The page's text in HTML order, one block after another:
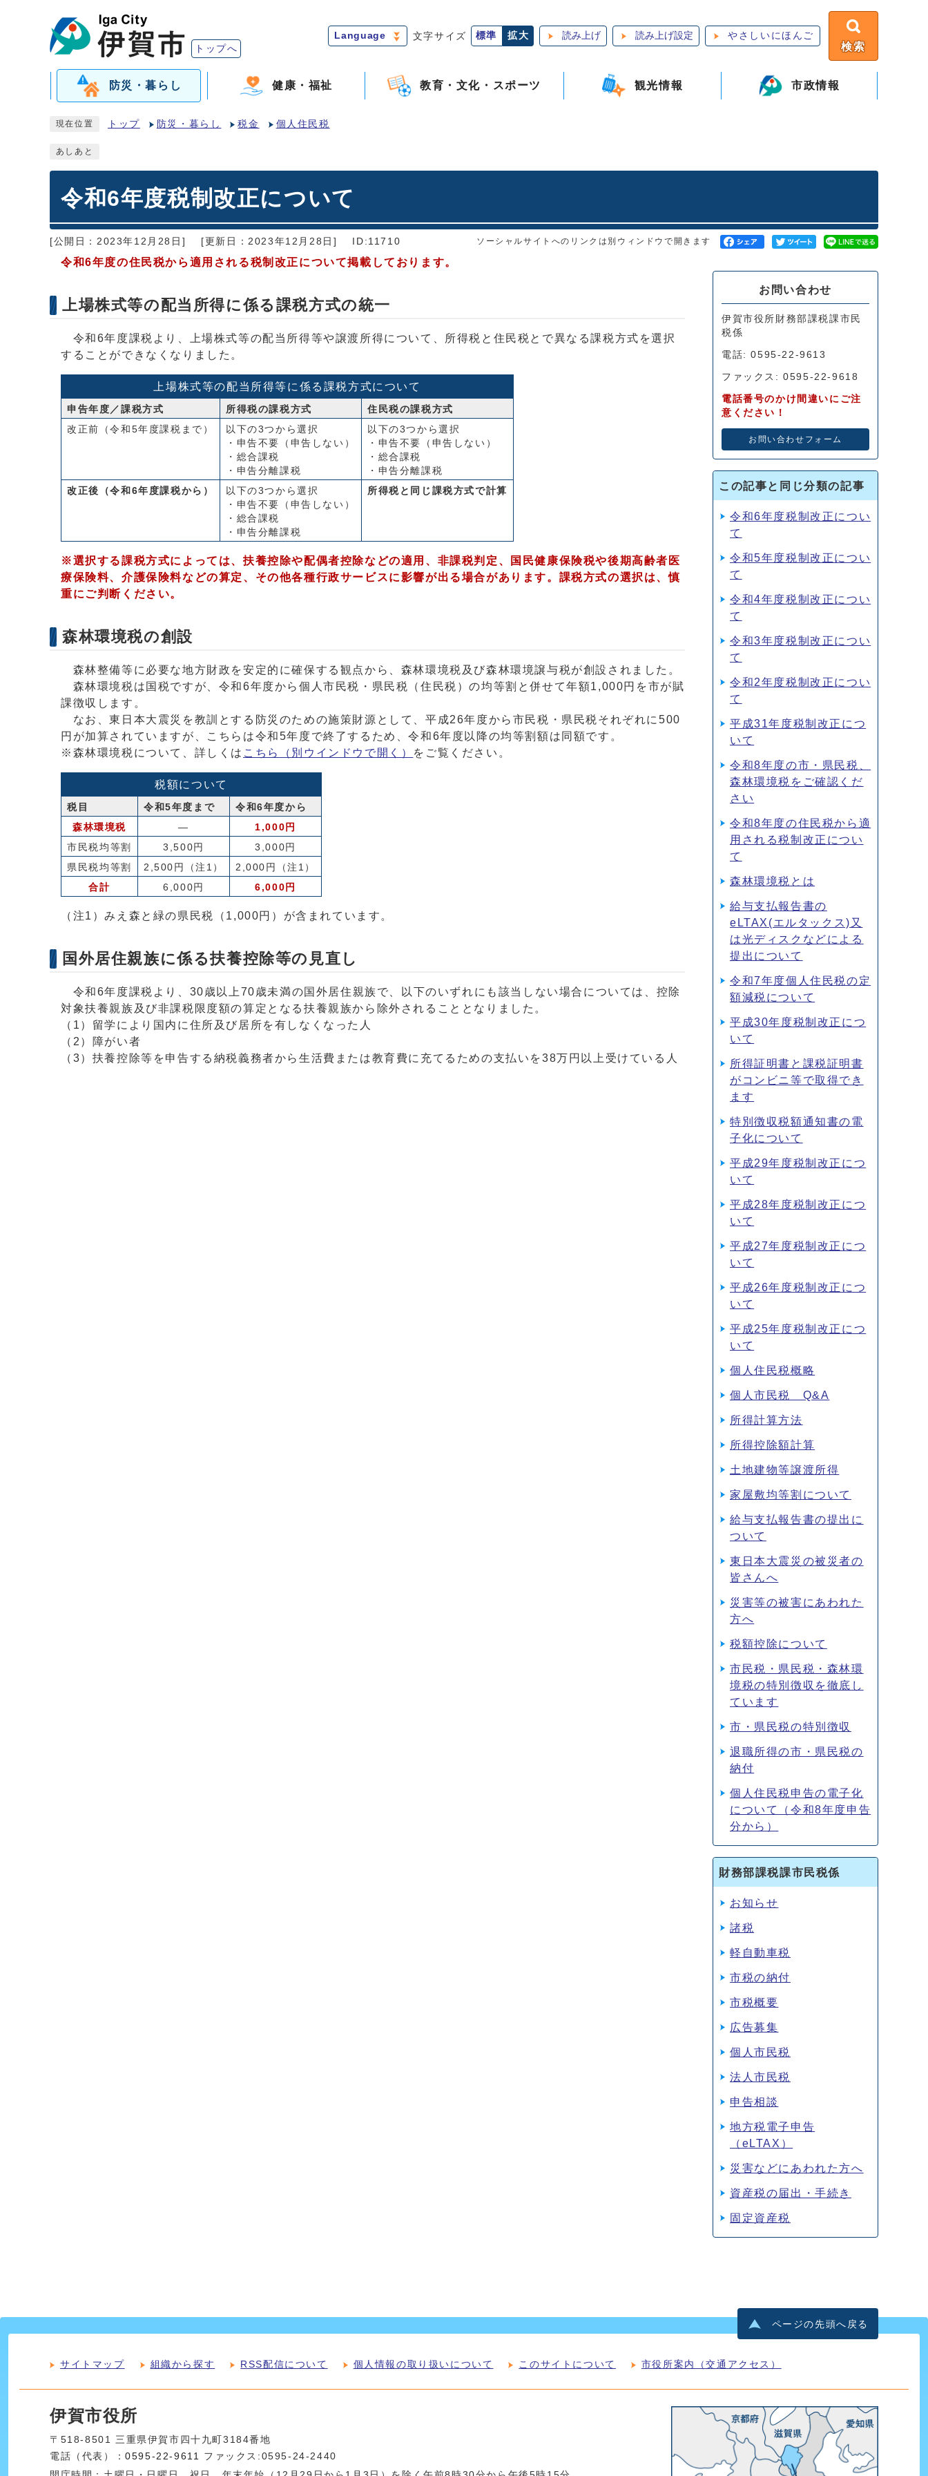
トップへ
Language 文字サイズ 標準 拡大 読み上げ 読み上げ設定 やさしいにほんご
検索
防災・暮らし 健康・福祉 教育・文化・スポーツ 観光情報 市政情報
現在位置 トップ 防災・暮らし 税金 個人住民税
あしあと
令和6年度税制改正について
[公開日：2023年12月28日] [更新日：2023年12月28日] ID:11710 ソーシャルサイトへのリンクは別ウィンドウで開きます
令和6年度の住民税から適用される税制改正について掲載しております。
上場株式等の配当所得に係る課税方式の統一
令和6年度課税より、上場株式等の配当所得等や譲渡所得について、所得税と住民税とで異なる課税方式を選択
することができなくなりました。
上場株式等の配当所得等に係る課税方式について
申告年度／課税方式 所得税の課税方式
住民税の課税方式
改正前（令和5年度課税まで）
以下の3つから選択
・申告不要（申告しない）
・総合課税
・申告分離課税
以下の3つから選択
・申告不要（申告しない）
・総合課税
・申告分離課税
改正後（令和6年度課税から）
以下の3つから選択
・申告不要（申告しない）
・総合課税
・申告分離課税
所得税と同じ課税方式で計算
※選択する課税方式によっては、扶養控除や配偶者控除などの適用、非課税判定、国民健康保険税や後期高齢者医
療保険料、介護保険料などの算定、その他各種行政サービスに影響が出る場合があります。課税方式の選択は、慎
重にご判断ください。
森林環境税の創設
森林整備等に必要な地方財政を安定的に確保する観点から、森林環境税及び森林環境譲与税が創設されました。
森林環境税は国税ですが、令和6年度から個人市民税・県民税（住民税）の均等割と併せて年額1,000円を市が賦
課徴収します。
なお、東日本大震災を教訓とする防災のための施策財源として、平成26年度から市民税・県民税それぞれに500
円が加算されていますが、こちらは令和5年度で終了するため、令和6年度以降の均等割額は同額です。
※森林環境税について、詳しくは こちら （別ウインドウで開く） をご覧ください。
税額について
税目 令和5年度まで
令和6年度から
森林環境税
―
1,000円
市民税均等割
3,500円
3,000円
県民税均等割
2,500円（注1）
2,000円（注1）
合計
6,000円 6,000円
（注1）みえ森と緑の県民税（1,000円）が含まれています。
国外居住親族に係る扶養控除等の見直し
令和6年度課税より、30歳以上70歳未満の国外居住親族で、以下のいずれにも該当しない場合については、控除
対象扶養親族及び非課税限度額の算定となる扶養親族から除外されることとなりました。
（1）留学により国内に住所及び居所を有しなくなった人
（2）障がい者
（3）扶養控除等を申告する納税義務者から生活費または教育費に充てるための支払いを38万円以上受けている人
お問い合わせ
伊賀市役所財務部課税課市民
税係
電話: 0595-22-9613
ファックス: 0595-22-9618
電話番号のかけ間違いにご注
意ください！
お問い合わせフォーム
この記事と同じ分類の記事
令和6年度税制改正につい
て
令和5年度税制改正につい
て
令和4年度税制改正につい
て
令和3年度税制改正につい
て
令和2年度税制改正につい
て
平成31年度税制改正につ
いて
令和8年度の市・県民税、
森林環境税をご確認くだ
さい
令和8年度の住民税から適
用される税制改正につい
て
森林環境税とは
給与支払報告書の
eLTAX(エルタックス)又
は光ディスクなどによる
提出について
令和7年度個人住民税の定
額減税について
平成30年度税制改正につ
いて
所得証明書と課税証明書
がコンビニ等で取得でき
ます
特別徴収税額通知書の電
子化について
平成29年度税制改正につ
いて
平成28年度税制改正につ
いて
平成27年度税制改正につ
いて
平成26年度税制改正につ
いて
平成25年度税制改正につ
いて
個人住民税概略
個人市民税 Q&A
所得計算方法
所得控除額計算
土地建物等譲渡所得
家屋敷均等割について
給与支払報告書の提出に
ついて
東日本大震災の被災者の
皆さんへ
災害等の被害にあわれた
方へ
税額控除について
市民税・県民税・森林環
境税の特別徴収を徹底し
ています
市・県民税の特別徴収
退職所得の市・県民税の
納付
個人住民税申告の電子化
について（令和8年度申告
分から）
財務部課税課市民税係
お知らせ
諸税
軽自動車税
市税の納付
市税概要
広告募集
個人市民税
法人市民税
申告相談
地方税電子申告
（eLTAX）
災害などにあわれた方へ
資産税の届出・手続き
固定資産税
ページの先頭へ戻る
サイトマップ 組織から探す RSS配信について 個人情報の取り扱いについて このサイトについて 市役所案内（交通アクセス）
伊賀市役所
〒518-8501 三重県伊賀市四十九町3184番地
電話（代表）：0595-22-9611 ファックス:0595-24-2440